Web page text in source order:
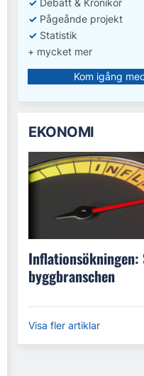
✓ Pågeånde projekt
✓ Statistik
+ mycket mer
Kom igång
EKONOMI
Inflationsökningen:
byggbranschen
Visa fler artiklar